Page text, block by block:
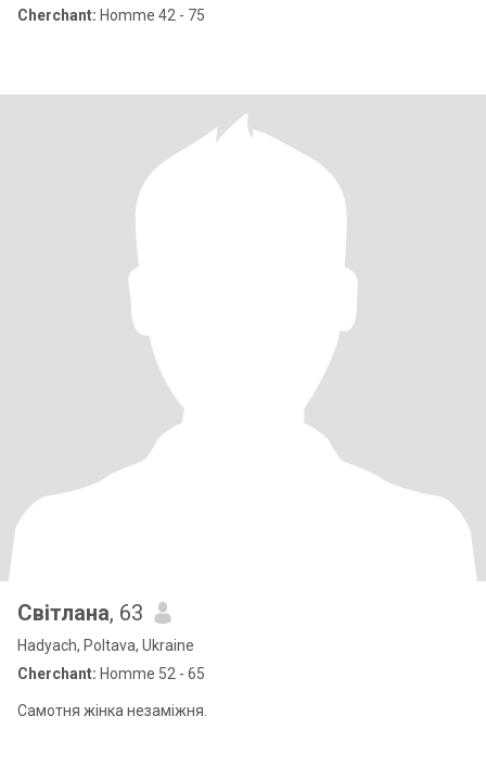
Cherchant: Homme 42 - 75
Світлана, 63
Hadyach, Poltava, Ukraine
Cherchant: Homme 52 - 65
Самотня жінка незаміжня.